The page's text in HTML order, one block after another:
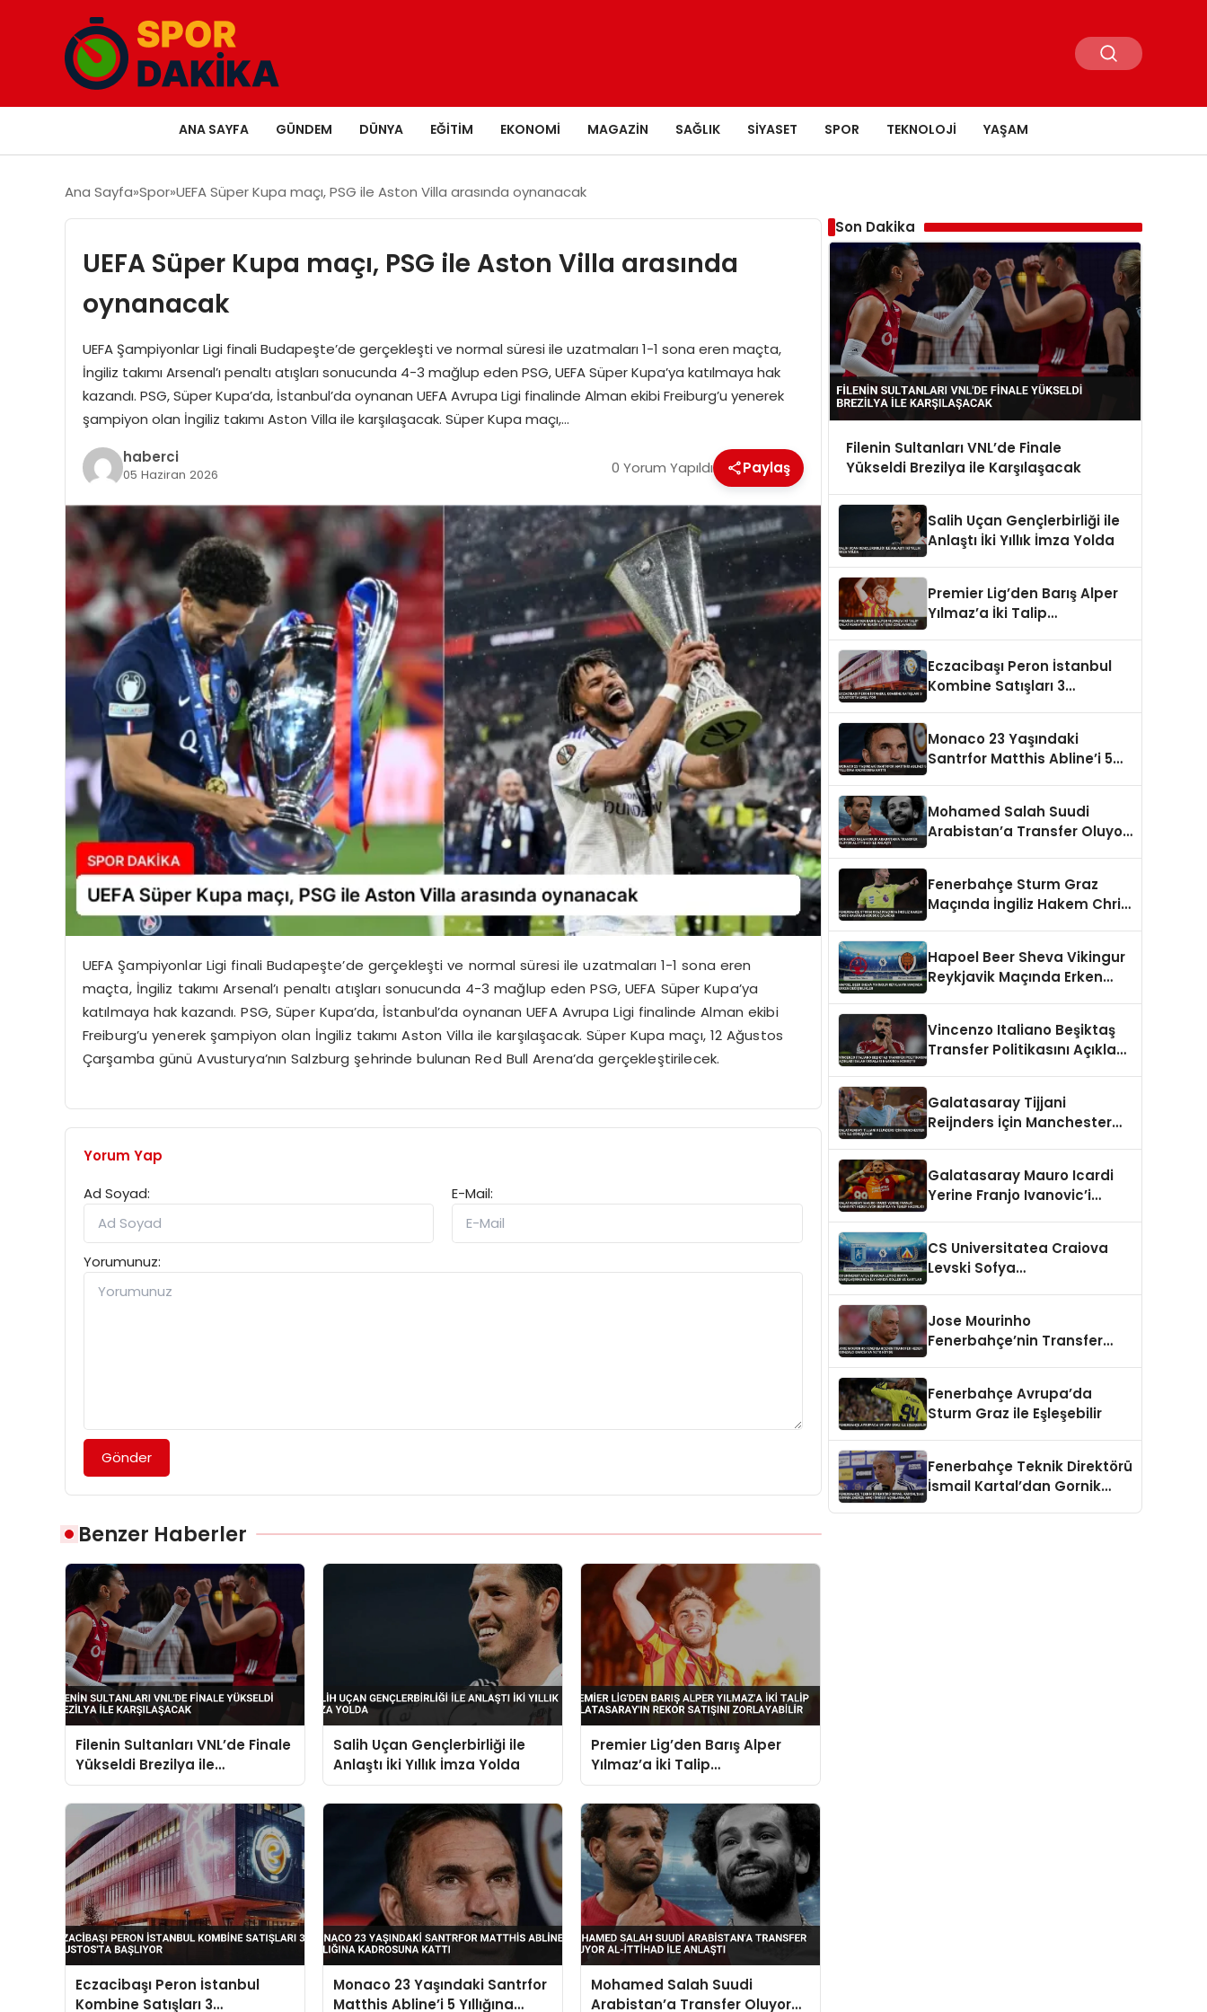
ANA SAYFA GÜNDEM DÜNYA EĞITIM EKONOMI MAGAZIN SAĞLIK SIYASET SPOR TEKNOLOJI YAŞAM
Ana Sayfa Spor UEFA Süper Kupa maçı, PSG ile Aston Villa arasında oynanacak
UEFA Süper Kupa maçı, PSG ile Aston Villa arasında
oynanacak
UEFA Şampiyonlar Ligi finali Budapeşte’de gerçekleşti ve normal süresi ile uzatmaları 1-1 sona eren maçta,
İngiliz takımı Arsenal’ı penaltı atışları sonucunda 4-3 mağlup eden PSG, UEFA Süper Kupa’ya katılmaya hak
kazandı. PSG, Süper Kupa’da, İstanbul’da oynanan UEFA Avrupa Ligi finalinde Alman ekibi Freiburg’u yenerek
şampiyon olan İngiliz takımı Aston Villa ile karşılaşacak. Süper Kupa maçı,…
haberci
05 Haziran 2026 0 Yorum Yapıldı Paylaş
UEFA Şampiyonlar Ligi finali Budapeşte’de gerçekleşti ve normal süresi ile uzatmaları 1-1 sona eren
maçta, İngiliz takımı Arsenal’ı penaltı atışları sonucunda 4-3 mağlup eden PSG, UEFA Süper Kupa’ya
katılmaya hak kazandı. PSG, Süper Kupa’da, İstanbul’da oynanan UEFA Avrupa Ligi finalinde Alman ekibi
Freiburg’u yenerek şampiyon olan İngiliz takımı Aston Villa ile karşılaşacak. Süper Kupa maçı, 12 Ağustos
Çarşamba günü Avusturya’nın Salzburg şehrinde bulunan Red Bull Arena’da gerçekleştirilecek.
Yorum Yap
Ad Soyad:
E-Mail:
Yorumunuz:
Gönder
Benzer Haberler
Filenin Sultanları VNL’de Finale
Yükseldi Brezilya ile
Karşılaşacak
Salih Uçan Gençlerbirliği ile
Anlaştı İki Yıllık İmza Yolda
Premier Lig’den Barış Alper
Yılmaz’a İki Talip
Galatasaray’ın Rekor Satışını
Zorlayabilir
Eczacibaşı Peron İstanbul
Kombine Satışları 3
Monaco 23 Yaşındaki Santrfor
Matthis Abline’i 5 Yıllığına
Mohamed Salah Suudi
Arabistan’a Transfer Oluyor
Son Dakika
Filenin Sultanları VNL’de Finale
Yükseldi Brezilya ile Karşılaşacak
Salih Uçan Gençlerbirliği ile
Anlaştı İki Yıllık İmza Yolda
Premier Lig’den Barış Alper
Yılmaz’a İki Talip
Eczacibaşı Peron İstanbul
Kombine Satışları 3
Monaco 23 Yaşındaki
Santrfor Matthis Abline’i 5
Mohamed Salah Suudi
Arabistan’a Transfer Oluyor
Fenerbahçe Sturm Graz
Maçında İngiliz Hakem Chris
Hapoel Beer Sheva Vikingur
Reykjavik Maçında Erken
Vincenzo Italiano Beşiktaş
Transfer Politikasını Açıkladı
Galatasaray Tijjani
Reijnders İçin Manchester
Galatasaray Mauro Icardi
Yerine Franjo Ivanovic’i
CS Universitatea Craiova
Levski Sofya
Jose Mourinho
Fenerbahçe’nin Transfer
Fenerbahçe Avrupa’da
Sturm Graz ile Eşleşebilir
Fenerbahçe Teknik Direktörü
İsmail Kartal’dan Gornik